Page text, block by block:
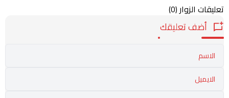
تعليقات الزوار (0)
أضف تعليقك